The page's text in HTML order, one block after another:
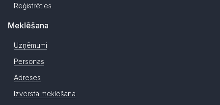
Reģistrēties
Meklēšana
Uzņēmumi
Personas
Adreses
Izvērstā meklēšana